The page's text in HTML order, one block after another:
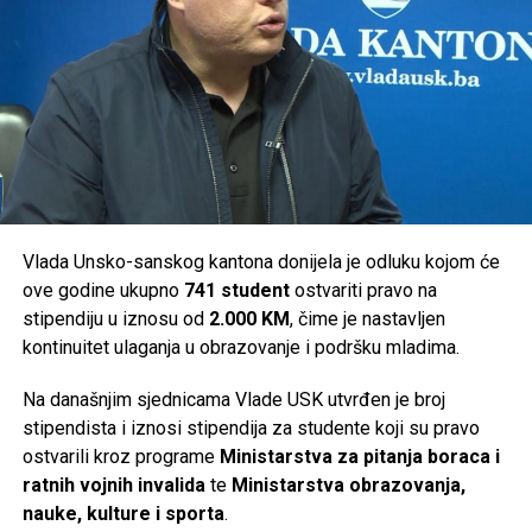
50.000 KM
Bosanski Petrovac –36.000 KM
46.000 KM
Sanski Most – 36.000 KM
Velika Kladuša – 36.000 KM
Ukupno je za podršku turističkim manifestacijama na
Share Post
Share
Tweet Share
Mail
Vlada Unsko-sanskog kantona donijela je odluku kojom će
ove godine ukupno 741 studentostvariti pravo na
stipendiju u iznosu od 2.000 KM, čime je nastavljen
kontinuitet ulaganja u obrazovanje i podršku mladima.
Na današnjim sjednicama Vlade USK utvrđen je broj
stipendista i iznosi stipendija za studente koji su pravo
ostvarili kroz programe Ministarstva za pitanja boraca i
ratnih vojnih invalidate Ministarstva obrazovanja,
nauke, kulture i sporta.